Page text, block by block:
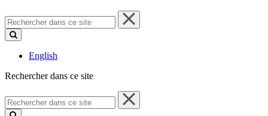
Rechercher
dans
ce
English
Rechercher dans ce site
Rechercher
dans